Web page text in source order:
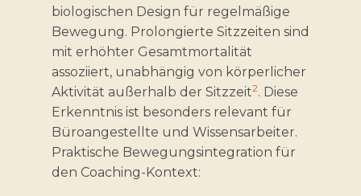
biologischen Design für regelmäßige
Bewegung. Prolongierte Sitzzeiten sind
mit erhöhter Gesamtmortalität
assoziiert, unabhängig von körperlicher
Aktivität außerhalb der Sitzzeit2. Diese
Erkenntnis ist besonders relevant für
Büroangestellte und Wissensarbeiter.
Praktische Bewegungsintegration für
den Coaching-Kontext: